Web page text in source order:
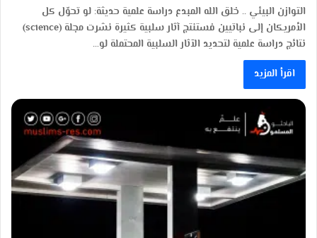
التوازن البيئي .. خلق الله المبدع دراسة علمية حديثة: لو تحوّل كل
الأمريكان إلى نباتيين فستنتج آثار سلبية كثيرة نشرت مجلة (science)
نتائج دراسة علمية لتحديد الآثار السلبية المحتملة لو…
اقرأ المزيد